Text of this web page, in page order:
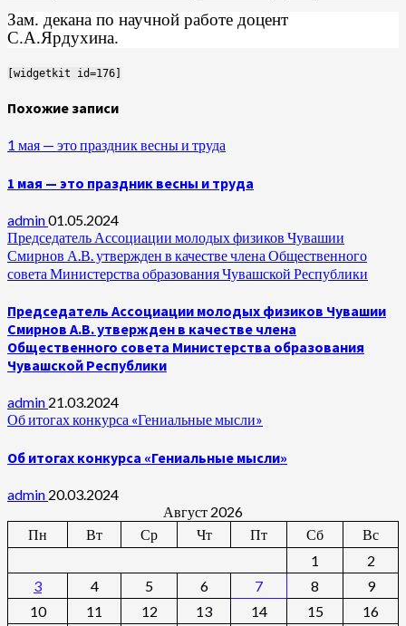
Зам. декана по научной работе доцент
С.А.Ярдухина.
[widgetkit id=176]
Похожие записи
1 мая — это праздник весны и труда
1 мая — это праздник весны и труда
admin01.05.2024
Председатель Ассоциации молодых физиков Чувашии
Смирнов А.В. утвержден в качестве члена Общественного
совета Министерства образования Чувашской Республики
Председатель Ассоциации молодых физиков Чувашии
Смирнов А.В. утвержден в качестве члена
Общественного совета Министерства образования
Чувашской Республики
admin 21.03.2024
Об итогах конкурса «Гениальные мысли»
Об итогах конкурса «Гениальные мысли»
admin 20.03.2024
Август 2026
Пн
Вт Ср Чт Пт Сб
Вс
1
2
3
4 5 6 7 8
9
10
11 12 13 14 15
16